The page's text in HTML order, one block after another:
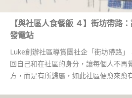
【與社區人食餐飯 ４】街坊帶路
發電站
Luke創辦社區導賞團社企「街坊帶路
回自己和在社區的身分，讓每個人不再
方，而是有所歸屬，如此社區便愈來愈